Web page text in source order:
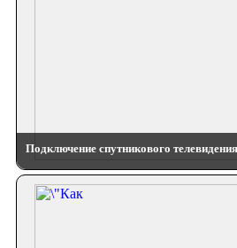
Подключение спутникового